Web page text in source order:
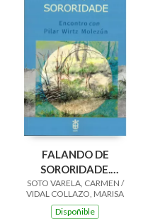
FALANDO DE
SORORIDADE.
ENCONTRO CON
PILAR WIRTZ
MOLEZUN
SOTO VARELA, CARMEN /
VIDAL COLLAZO, MARISA
Dispoñible